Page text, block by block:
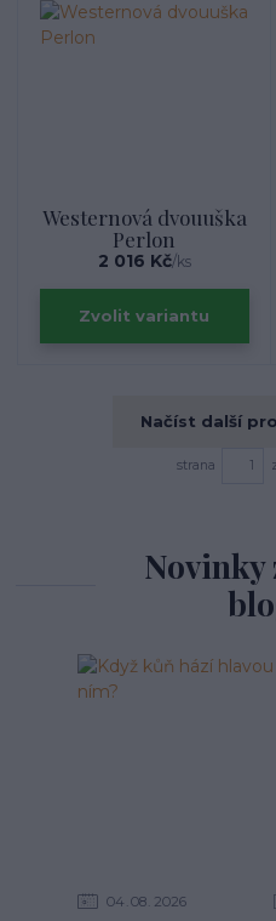
Westernová dvouuška
Perlon
2 016 Kč/ks
Zvolit variantu
Načíst další
strana
Novinky
04 08 2026